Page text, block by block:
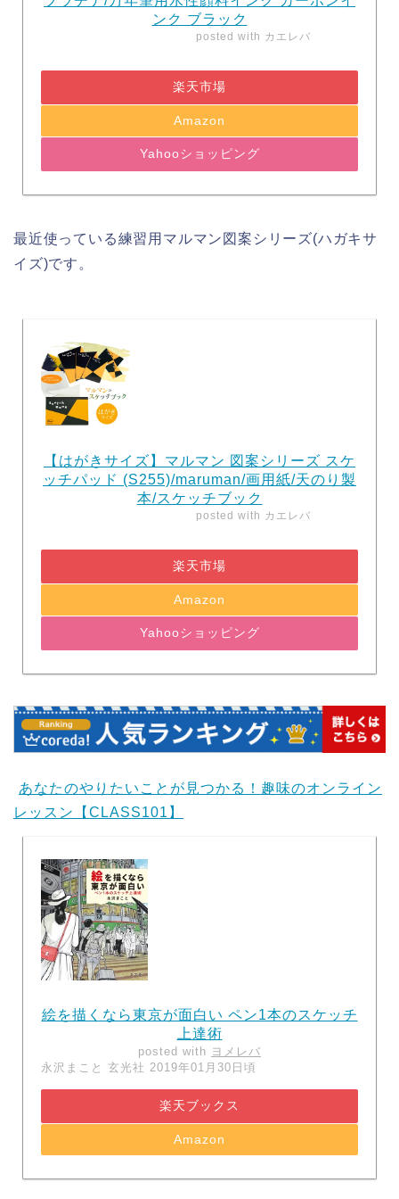
ンク ブラック
posted with カエレバ
楽天市場
Amazon
Yahooショッピング
最近使っている練習用マルマン図案シリーズ(ハガキサ
イズ)です。
【はがきサイズ】マルマン 図案シリーズ スケ
ッチパッド (S255)/maruman/画用紙/天のり製
本/スケッチブック
posted with カエレバ
楽天市場
Amazon
Yahooショッピング
あなたのやりたいことが見つかる！趣味のオンライン
レッスン【CLASS101】
絵を描くなら東京が面白い ペン1本のスケッチ
上達術
posted with ヨメレバ
永沢まこと 玄光社 2019年01月30日頃
楽天ブックス
Amazon